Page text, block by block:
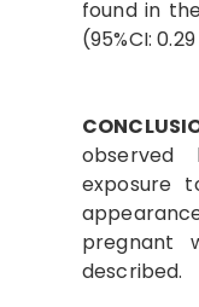
found in
(95%CI:
exposure
pregnant
described.